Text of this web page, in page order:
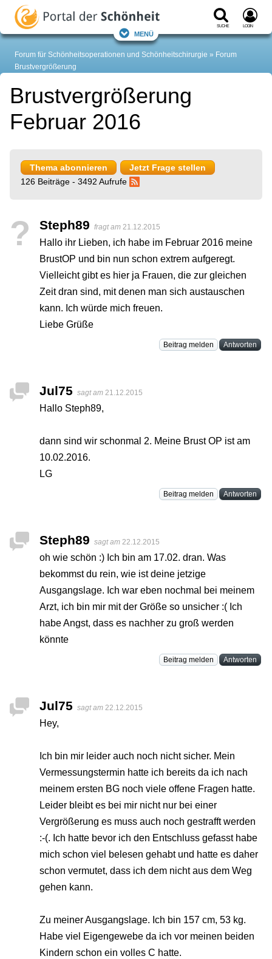
Suche Login
Menü
Forum für Schönheitsoperationen und Schönheitschirurgie
Forum
Brustvergrößerung
Brustvergrößerung
Februar 2016
Thema abonnieren
Jetzt Frage stellen
126 Beiträge - 3492 Aufrufe
? Steph89 fragt am 21.12.2015
Hallo ihr Lieben, ich habe im Februar 2016 meine
BrustOP und bin nun schon extrem aufgeregt.
Vielleicht gibt es hier ja Frauen, die zur gleichen
Zeit dran sind, mit denen man sich austauschen
kann. Ich würde mich freuen.
Liebe Grüße
Beitrag melden Antworten
Jul75 sagt am 21.12.2015
Hallo Steph89,
dann sind wir schonmal 2. Meine Brust OP ist am
10.02.2016.
LG
Beitrag melden Antworten
Steph89 sagt am 22.12.2015
oh wie schön :) Ich bin am 17.02. dran. Was
bekommst du rein, wie ist deine jetzige
Ausgangslage. Ich war eben nochmal bei meinem
Arzt, ich bin mir mit der Größe so unsicher :( Ich
habe Angst, dass es nachher zu groß werden
könnte
Beitrag melden Antworten
Jul75 sagt am 22.12.2015
Hey,
Ich bin mir leider auch noch nicht sicher. Mein
Vermessungstermin hatte ich bereits da ich nach
meinem ersten BG noch viele offene Fragen hatte.
Leider bleibt es bei mir nicht nur bei einer
Vergrößerung es muss auch noch gestrafft werden
:-(. Ich hatte bevor ich den Entschluss gefasst habe
mich schon viel belesen gehabt und hatte es daher
schon vermutet, dass ich dem nicht aus dem Weg
gehen kann.
Zu meiner Ausgangslage. Ich bin 157 cm, 53 kg.
Habe viel Eigengewebe da ich vor meinen beiden
Kindern schon ein volles C hatte.